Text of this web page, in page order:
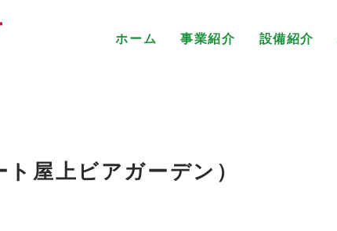
ホーム 事業紹介 設備紹介
屋上ビアガーデン）